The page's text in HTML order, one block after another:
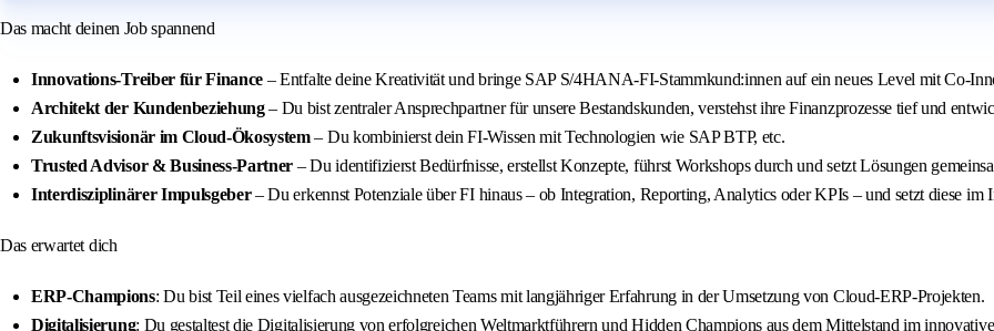
Das macht deinen Job spannend
Innovations-Treiber für Finance – Entfalte deine Kreativität und bringe SAP S/4HANA‑FI‑Stammkund:innen auf ein neues Level mit
Architekt der Kundenbeziehung– Du bist zentraler Ansprechpartner für unsere Bestandskunden, verstehst ihre Finanzprozesse tief und
Zukunftsvisionär im Cloud‑Ökosystem– Du kombinierst dein FI‑Wissen mit Technologien wie SAP BTP, etc.
Trusted Advisor & Business‑Partner – Du identifizierst Bedürfnisse, erstellst Konzepte, führst Workshops durch und setzt Lösungen
Interdisziplinärer Impulsgeber– Du erkennst Potenziale über FI hinaus – ob Integration, Reporting, Analytics oder KPIs – und setzt diese im
Das erwartet dich
ERP‑Champions: Du bist Teil eines vielfach ausgezeichneten Teams mit langjähriger Erfahrung in der Umsetzung von Cloud‑ERP‑Projekten.
Digitalisierung: Du gestaltest die Digitalisierung von erfolgreichen Weltmarktführern und Hidden Champions aus dem Mittelstand im